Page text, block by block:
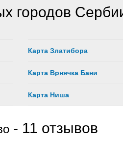
городов
Карта Златибора
Карта Врнячка Бани
Карта Ниша
- 11 отзывов